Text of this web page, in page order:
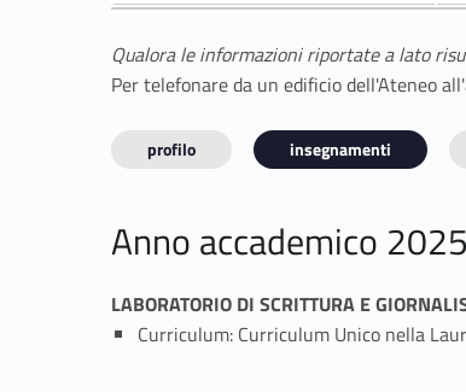
Qualora le informazioni riportate a lato
Per telefonare da un edificio dell'Ateneo
profilo insegnamenti
Anno accademico
LABORATORIO DI SCRITTURA E
Curriculum: Curriculum Unico nella